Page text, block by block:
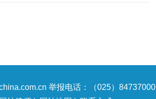
举报电话：（025）84737000